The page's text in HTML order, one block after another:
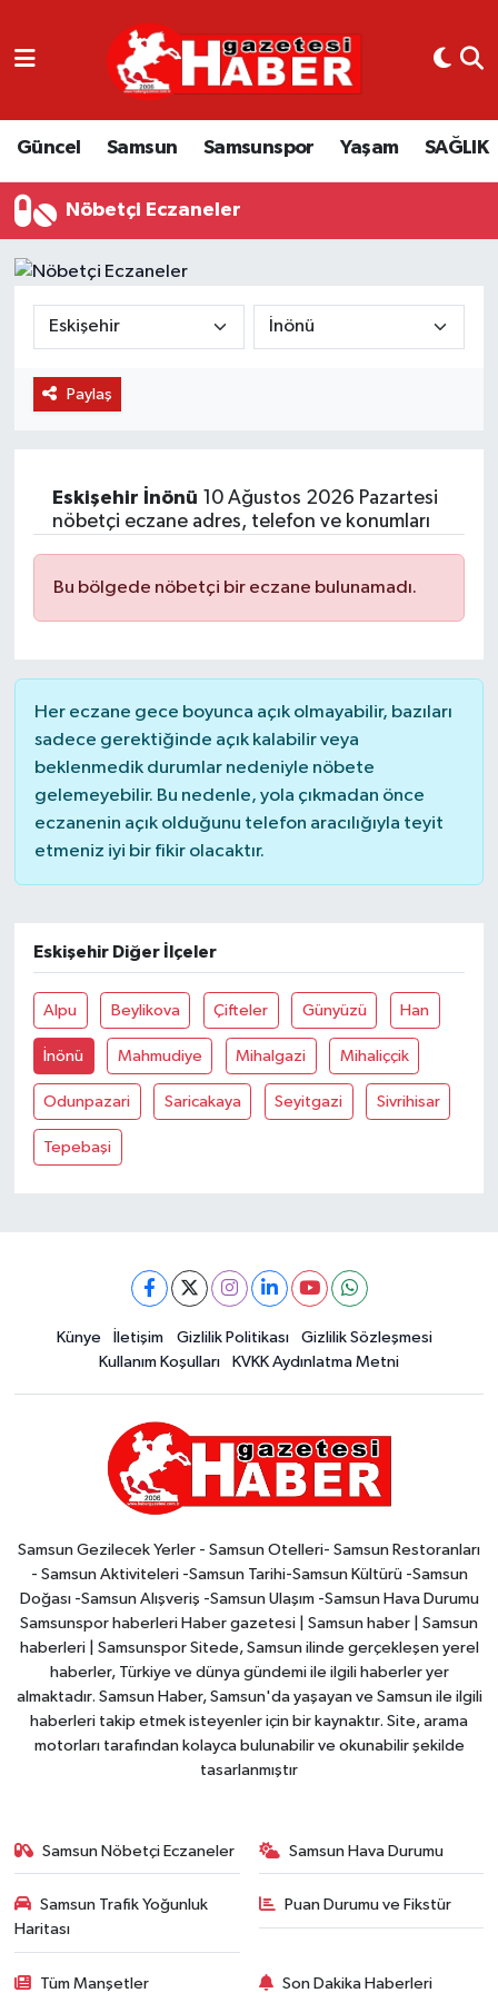
Güncel Samsun Samsunspor Yaşam SAĞLIK
Nöbetçi Eczaneler
Paylaş
Eskişehir İnönü 10 Ağustos 2026 Pazartesi
nöbetçi eczane adres, telefon ve konumları
Bu bölgede nöbetçi bir eczane bulunamadı.
Her eczane gece boyunca açık olmayabilir, bazıları
sadece gerektiğinde açık kalabilir veya
beklenmedik durumlar nedeniyle nöbete
gelemeyebilir. Bu nedenle, yola çıkmadan önce
eczanenin açık olduğunu telefon aracılığıyla teyit
etmeniz iyi bir fikir olacaktır.
Eskişehir Diğer İlçeler
Alpu Beylikova Çifteler Günyüzü Han
İnönü Mahmudiye Mihalgazi Mihaliççik
Odunpazari Saricakaya Seyitgazi Sivrihisar
Tepebaşi
Künye İletişim Gizlilik Politikası
Gizlilik Sözleşmesi
Kullanım Koşulları
KVKK Aydınlatma Metni
Samsun Gezilecek Yerler - Samsun Otelleri- Samsun Restoranları
- Samsun Aktiviteleri -Samsun Tarihi-Samsun Kültürü -Samsun
Doğası -Samsun Alışveriş -Samsun Ulaşım -Samsun Hava Durumu
Samsunspor haberleri Haber gazetesi | Samsun haber | Samsun
haberleri | Samsunspor Sitede, Samsun ilinde gerçekleşen yerel
haberler, Türkiye ve dünya gündemi ile ilgili haberler yer
almaktadır. Samsun Haber, Samsun'da yaşayan ve Samsun ile ilgili
haberleri takip etmek isteyenler için bir kaynaktır. Site, arama
motorları tarafından kolayca bulunabilir ve okunabilir şekilde
tasarlanmıştır
Samsun Nöbetçi Eczaneler Samsun Hava Durumu
Samsun Trafik Yoğunluk
Haritası
Puan Durumu ve Fikstür
Tüm Manşetler Son Dakika Haberleri
GÜNCEL
SAMSUN
YAŞAM